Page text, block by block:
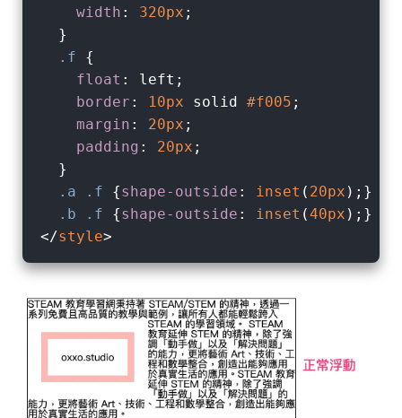
width : 320px ;
  }
.f {
float : left;
border : 10px solid #f005 ;
margin : 20px ;
padding : 20px ;
  }
.a
.f {shape-outside : inset ( 20px );}
.b
.f {shape-outside : inset (40px
</style>